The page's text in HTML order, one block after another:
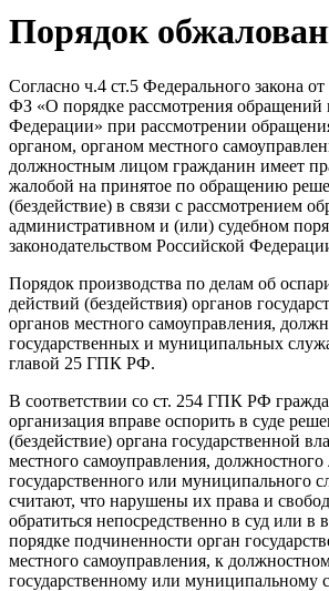
Порядок
Согласно ч.4 ст.5 Федерального закона
ФЗ «О порядке рассмотрения обращений
Федерации» при рассмотрении
органом, органом местного
должностным лицом гражданин имеет
жалобой на принятое по обращению
(бездействие) в связи с рассмотрением
административном и (или) судебном
законодательством Российской
Порядок производства по делам об
действий (бездействия) органов
органов местного самоуправления,
государственных и муниципальных
главой 25 ГПК РФ.
В соответствии со ст. 254 ГПК РФ
организация вправе оспорить в суде
(бездействие) органа государственной
местного самоуправления, должностного
государственного или муниципального
считают, что нарушены их права и
обратиться непосредственно в суд или
порядке подчиненности орган
местного самоуправления, к
государственному или муниципальному